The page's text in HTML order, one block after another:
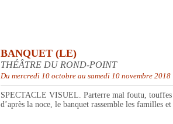
BANQUET (LE)
THÉÂTRE DU ROND-POINT
Du mercredi 10 octobre au samedi 10 novembre 2018
SPECTACLE VISUEL. Parterre mal foutu, touffes
d’après la noce, le banquet rassemble les familles